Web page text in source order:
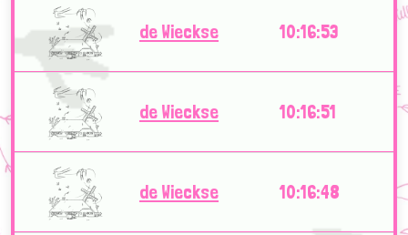
de Wieckse 10:16:53
de Wieckse 10:16:51
de Wieckse 10:16:48